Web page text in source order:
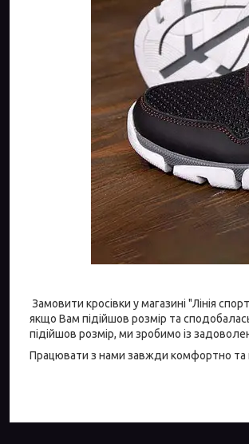
Замовити кросівки у магазині "Лінія
якщо Вам підійшов розмір та
підійшов розмір, ми зробимо із
Працювати з нами завжди комфортно